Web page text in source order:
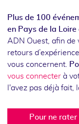
Plus de 100
en Pays de la
ADN Ouest, afin
retours
vous concernent.
vous connecter à
l'avez pas déjà fait,
Pour ne rater